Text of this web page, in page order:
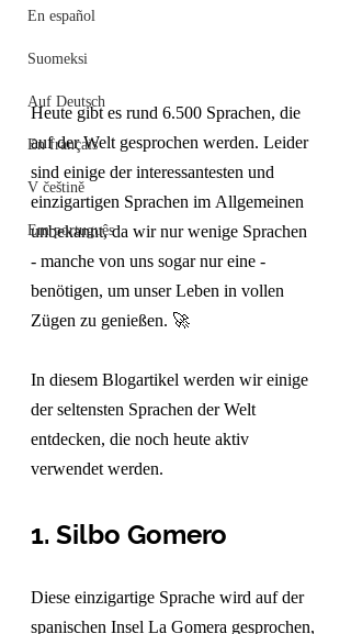
En español
Suomeksi
Auf Deutsch
En français
V češtině
Em português
Heute gibt es rund 6.500 Sprachen, die
auf der Welt gesprochen werden. Leider
sind einige der interessantesten und
einzigartigen Sprachen im Allgemeinen
unbekannt, da wir nur wenige Sprachen
- manche von uns sogar nur eine -
benötigen, um unser Leben in vollen
Zügen zu genießen. 🚀
In diesem Blogartikel werden wir einige
der seltensten Sprachen der Welt
entdecken, die noch heute aktiv
verwendet werden.
1. Silbo Gomero
Diese einzigartige Sprache wird auf der